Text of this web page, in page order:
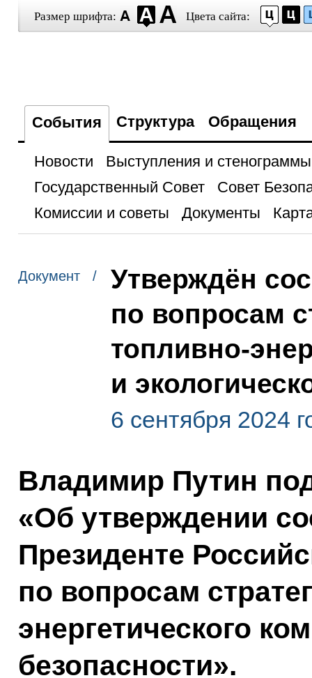
Размер шрифта: Цвета сайта:
События Структура Обращения
Новости
Выступления и стенограммы
Государственный Совет
Совет
Комиссии и советы
Документы
Документ /
Утверждён
по вопросам
топливно-
и
6 сентября 2024
Владимир Путин
«Об утверждении
Президенте
по вопросам
энергетического
безопасности».